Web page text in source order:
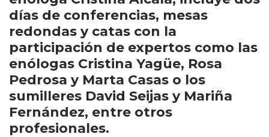
días de conferencias, mesas
redondas y catas con la
participación de expertos como las
enólogas Cristina Yagüe, Rosa
Pedrosa y Marta Casas o los
sumilleres David Seijas y Mariña
Fernández, entre otros
profesionales.